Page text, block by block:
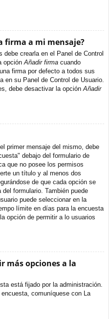
firma a mi mensaje?
crearla en el Panel de Control
opciónAñadir firma cuando
firma por defecto a todos sus
en su Panel de Control de Usuario.
debe desactivar la opciónAñadir
primer mensaje del mismo, debe
debajo del formulario de
que no posee los permisos
un título y al menos dos
de que cada opción se
formulario. También puede
puede seleccionar en la
límite en días para la encuesta
opción de permitir a lo usuarios
más opciones a la
está fijado por la administración.
comuníquese con La